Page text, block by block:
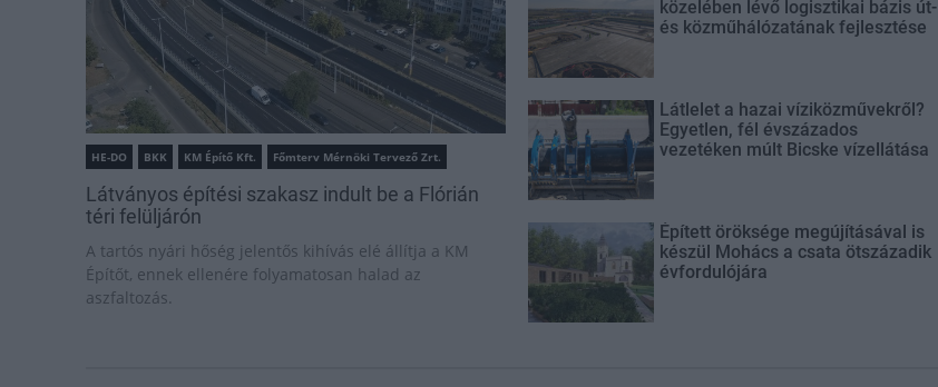
HE-DO BKK KM Építő Kft. Főmterv Mérnöki Tervező Zrt.
Látványos építési szakasz indult be a Flórián
téri felüljárón
A tartós nyári hőség jelentős kihívás elé állítja a KM
Építőt, ennek ellenére folyamatosan halad az
aszfaltozás.
közelében lévő logisztikai bázis út-
és közműhálózatának fejlesztése
Látlelet a hazai víziközművekről?
Egyetlen, fél évszázados
vezetéken múlt Bicske vízellátása
Épített öröksége megújításával is
készül Mohács a csata ötszázadik
évfordulójára